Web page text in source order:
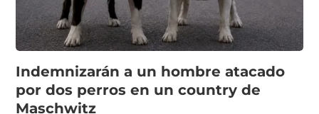
Indemnizarán a un hombre atacado
por dos perros en un country de
Maschwitz